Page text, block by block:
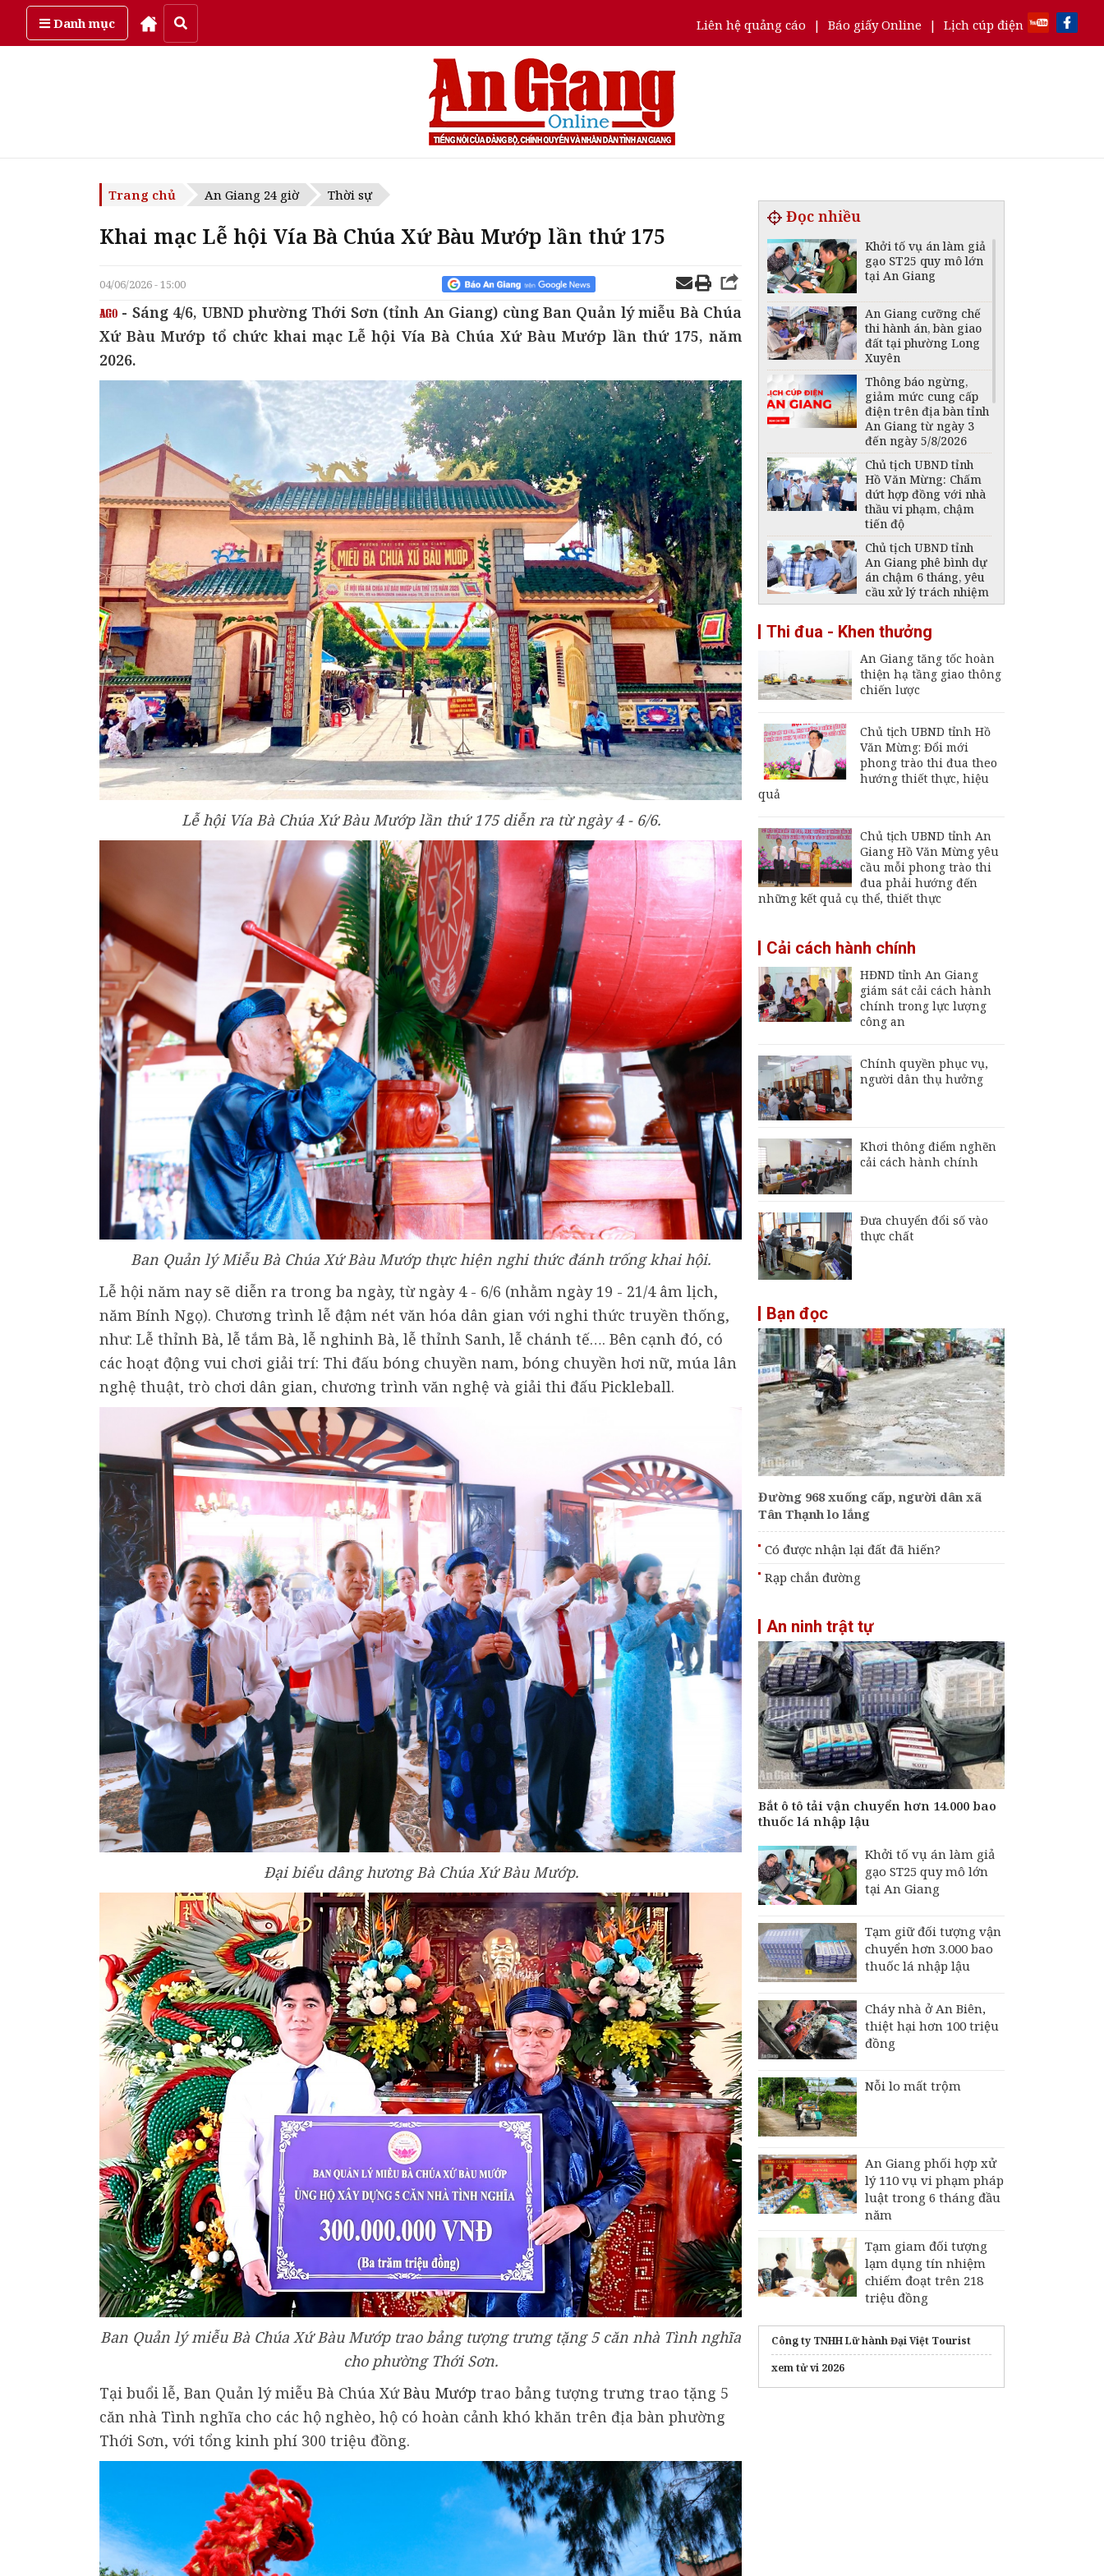
Danh mục Liên hệ quảng cáo | Báo giấy Online | Lịch cúp điện
Thứ sáu, ngày 7/08/2026
Trang chủ An Giang 24 giờ Thời sự
Khai mạc Lễ hội Vía Bà Chúa Xứ Bàu Mướp lần thứ 175
04/06/2026 - 15:00
- Sáng 4/6, UBND phường Thới Sơn (tỉnh An Giang) cùng Ban Quản lý miễu Bà Chúa
Xứ Bàu Mướp tổ chức khai mạc Lễ hội Vía Bà Chúa Xứ Bàu Mướp lần thứ 175, năm
2026.
Lễ hội Vía Bà Chúa Xứ Bàu Mướp lần thứ 175 diễn ra từ ngày 4 - 6/6.
Ban Quản lý Miễu Bà Chúa Xứ Bàu Mướp thực hiện nghi thức đánh trống khai hội.
Lễ hội năm nay sẽ diễn ra trong ba ngày, từ ngày 4 - 6/6 (nhằm ngày 19 - 21/4 âm lịch,
năm Bính Ngọ). Chương trình lễ đậm nét văn hóa dân gian với nghi thức truyền thống,
như: Lễ thỉnh Bà, lễ tắm Bà, lễ nghinh Bà, lễ thỉnh Sanh, lễ chánh tế…. Bên cạnh đó, có
các hoạt động vui chơi giải trí: Thi đấu bóng chuyền nam, bóng chuyền hơi nữ, múa lân
nghệ thuật, trò chơi dân gian, chương trình văn nghệ và giải thi đấu Pickleball.
Đại biểu dâng hương Bà Chúa Xứ Bàu Mướp.
Ban Quản lý miễu Bà Chúa Xứ Bàu Mướp trao bảng tượng trưng tặng 5 căn nhà Tình nghĩa
cho phường Thới Sơn.
Tại buổi lễ, Ban Quản lý miễu Bà Chúa XứBàu Mướp trao bảng tượng trưng trao tặng 5
căn nhà Tình nghĩa cho các hộ nghèo, hộ có hoàn cảnh khó khăn trên địa bàn phường
Thới Sơn, với tổng kinh phí 300 triệu đồng.
Đọc nhiều
Khởi tố vụ án làm giả
gạo ST25 quy mô lớn
tại An Giang
An Giang cưỡng chế
thi hành án, bàn giao
đất tại phường Long
Xuyên
Thông báo ngừng,
giảm mức cung cấp
điện trên địa bàn tỉnh
An Giang từ ngày 3
đến ngày 5/8/2026
Chủ tịch UBND tỉnh
Hồ Văn Mừng: Chấm
dứt hợp đồng với nhà
thầu vi phạm, chậm
tiến độ
Chủ tịch UBND tỉnh
An Giang phê bình dự
án chậm 6 tháng, yêu
cầu xử lý trách nhiệm
trong vụ 2 ngư dân
mất tích trên biển
Phú Quốc
Thông báo ngừng,
giảm mức cung cấp
An Giang ngày 6 -
7/8/2026
An Giang được phân
loại là đơn vị hành
Đại tá Nguyễn Việt
Thắng nhận nhiệm vụ
Chính ủy Bộ Chỉ huy
Quân sự tỉnh An
Giang
Bộ - An Giang
Thi đua - Khen thưởng
An Giang tăng tốc hoàn
thiện hạ tầng giao thông
chiến lược
Chủ tịch UBND tỉnh Hồ
Văn Mừng: Đổi mới
phong trào thi đua theo
hướng thiết thực, hiệu
quả
Chủ tịch UBND tỉnh An
Giang Hồ Văn Mừng yêu
cầu mỗi phong trào thi
đua phải hướng đến
những kết quả cụ thể, thiết thực
Cải cách hành chính
HĐND tỉnh An Giang
giám sát cải cách hành
chính trong lực lượng
công an
Chính quyền phục vụ,
người dân thụ hưởng
Khơi thông điểm nghẽn
cải cách hành chính
Đưa chuyển đổi số vào
thực chất
Bạn đọc
Đường 968 xuống cấp, người dân xã
Tân Thạnh lo lắng
Có được nhận lại đất đã hiến?
Rạp chắn đường
An ninh trật tự
Bắt ô tô tải vận chuyển hơn 14.000 bao
thuốc lá nhập lậu
Khởi tố vụ án làm giả
gạo ST25 quy mô lớn
tại An Giang
Tạm giữ đối tượng vận
chuyển hơn 3.000 bao
thuốc lá nhập lậu
Cháy nhà ở An Biên,
thiệt hại hơn 100 triệu
đồng
Nỗi lo mất trộm
An Giang phối hợp xử
lý 110 vụ vi phạm pháp
luật trong 6 tháng đầu
năm
Tạm giam đối tượng
lạm dụng tín nhiệm
chiếm đoạt trên 218
triệu đồng
Công ty TNHH Lữ hành Đại Việt Tourist
xem tử vi 2026